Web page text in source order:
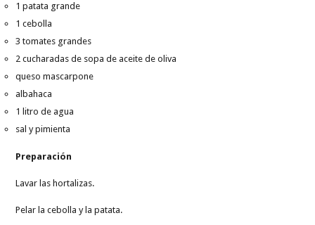
1 patata grande
1 cebolla
3 tomates grandes
2 cucharadas de sopa de aceite de oliva
queso mascarpone
albahaca
1 litro de agua
sal y pimienta
Preparación
Lavar las hortalizas.
Pelar la cebolla y la patata.